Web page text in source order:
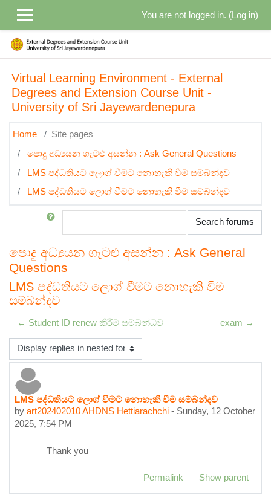
You are not logged in. (Log in)
Virtual Learning Environment - External
Degrees and Extension Course Unit -
University of Sri Jayewardenepura
Home
Site pages
පොදු අධ්‍යයන ගැටළු අසන්න : Ask General Questions
LMS පද්ධතියට ලොග් වීමට නොහැකි වීම සම්බන්දව
LMS පද්ධතියට ලොග් වීමට නොහැකි වීම සම්බන්දව
Search
Search forums
පොදු අධ්‍යයන ගැටළු අසන්න : Ask General
Questions
LMS පද්ධතියට ලොග් වීමට නොහැකි වීම
සම්බන්දව
← Student ID renew කිරීම සම්බන්ධව exam →
Display mode
LMS පද්ධතියට ලොග් වීමට නොහැකි වීම සම්බන්දව
by art202402010 AHDNS Hettiarachchi - Sunday, 12 October
2025, 7:54 PM
Number of replies: 0
Thank you
Permalink Show parent